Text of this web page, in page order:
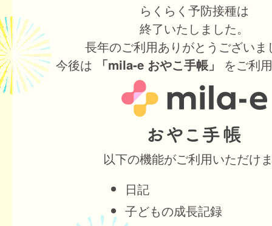
らくらく予防接種は
終了いたしました。
長年のご利用ありがとうございま
今後は
「mila-e おやこ手帳」 をご利
以下の機能がご利用いただけ
日記
子どもの成長記録